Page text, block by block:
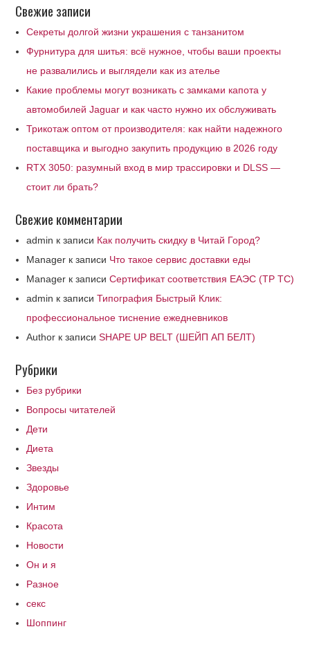
Свежие записи
Секреты долгой жизни украшения с танзанитом
Фурнитура для шитья: всё нужное, чтобы ваши проекты
не развалились и выглядели как из ателье
Какие проблемы могут возникать с замками капота у
автомобилей Jaguar и как часто нужно их обслуживать
Трикотаж оптом от производителя: как найти надежного
поставщика и выгодно закупить продукцию в 2026 году
RTX 3050: разумный вход в мир трассировки и DLSS —
стоит ли брать?
Свежие комментарии
admin к записи Как получить скидку в Читай Город?
Manager к записи Что такое сервис доставки еды
Manager к записиСертификат соответствия ЕАЭС (ТР ТС)
admin к записиТипография Быстрый Клик:
профессиональное тиснение ежедневников
Author к записиSHAPE UP BELT (ШЕЙП АП БЕЛТ)
Рубрики
Без рубрики
Вопросы читателей
Дети
Диета
Звезды
Здоровье
Интим
Красота
Новости
Он и я
Разное
секс
Шоппинг